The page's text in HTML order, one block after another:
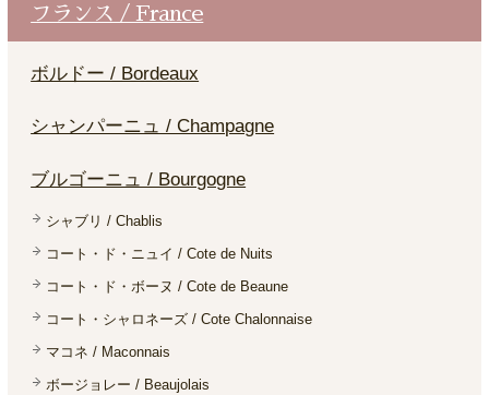
フランス / France
ボルドー / Bordeaux
シャンパーニュ / Champagne
ブルゴーニュ / Bourgogne
シャブリ / Chablis
コート・ド・ニュイ / Cote de Nuits
コート・ド・ボーヌ / Cote de Beaune
コート・シャロネーズ / Cote Chalonnaise
マコネ / Maconnais
ボージョレー / Beaujolais